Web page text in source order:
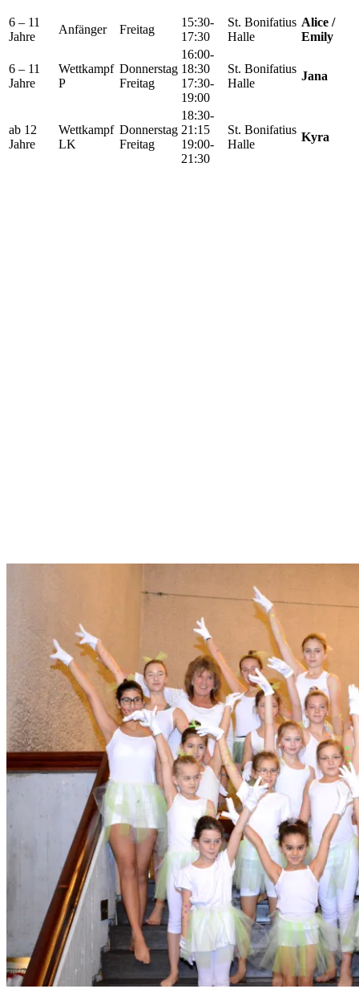
6 – 11
Jahre
Anfänger Freitag
15:30-
17:30
St. Bonifatius
Halle
Alice /
Emily
6 – 11
Jahre
Wettkampf
P
Donnerstag
Freitag
16:00-
18:30
17:30-
19:00
St. Bonifatius
Halle
Jana
ab 12
Jahre
Wettkampf
LK
Donnerstag
Freitag
18:30-
21:15
19:00-
21:30
St. Bonifatius
Halle
Kyra